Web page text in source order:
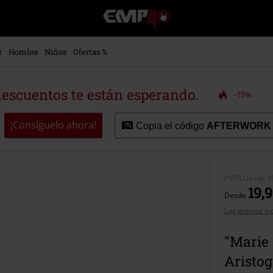
EMP
-
Música,
Merch
Ropa
Alternativa
Hombre Niños Ofertas %
te están esperando. -15%
¡Consíguelo ahora! Copia el código AFTERWORK
PVPR Desde
Desde
Los precios
"Marie